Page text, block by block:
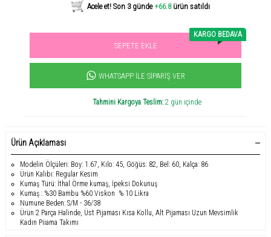
Acele et! Son 3 günde +66.8 ürün satıldı
Sevilen ürün! 11.3B kişi favoriledi!
SEPETE EKLE
KARGO BEDAVA
WHATSAPP İLE SIPARIŞ VER
Tahmini Kargoya Teslim:2 gün içinde
Ürün Açıklaması
Modelin Ölçüleri: Boy: 1.67, Kilo: 45, Göğüs: 82, Bel: 60, Kalça: 86
Ürün Kalıbı: Regular Kesim
Kumaş Türü: İthal Örme kumaş, İpeksi Dokunuş
Kumaş : %30 Bambu %60 Viskon % 10 Likra
Numune Beden: S/M - 36/38
Ürün 2 Parça Halinde, Üst Pijaması Kısa Kollu, Alt Pijaması Uzun Mevsimlik
Kadın Pijama Takımı